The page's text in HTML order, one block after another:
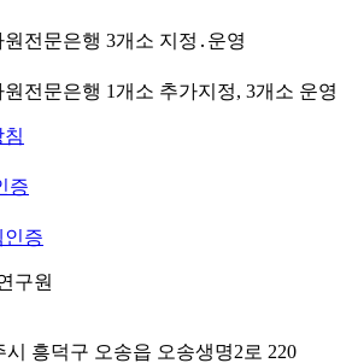
전문은행 3개소 지정․운영
전문은행 1개소 추가지정, 3개소 운영
증
인증
구원
시 흥덕구 오송읍 오송생명2로 220